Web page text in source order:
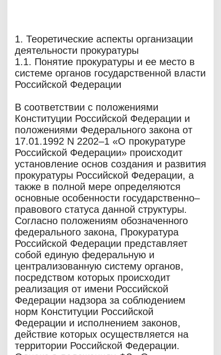
1. Теоретические аспекты организации
деятельности прокуратуры
1.1. Понятие прокуратуры и ее место в
системе органов государственной власти
Российской Федерации
В соответствии с положениями
Конституции Российской Федерации и
положениями Федерального закона от
17.01.1992 N 2202–1 «О прокуратуре
Российской Федерации» происходит
установление основ создания и развития
прокуратуры Российской Федерации, а
также в полной мере определяются
основные особенности государственно–
правового статуса данной структуры.
Согласно положениям обозначенного
федерального закона, Прокуратура
Российской Федерации представляет
собой единую федеральную и
централизованную систему органов,
посредством которых происходит
реализация от имени Российской
Федерации надзора за соблюдением
норм Конституции Российской
Федерации и исполнением законов,
действие которых осуществляется на
территории Российской Федерации.